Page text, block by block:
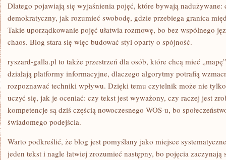
Dlatego pojawiają się wyjaśnienia pojęć, które bywają nadużywane:
demokratyczny, jak rozumieć swobodę, gdzie przebiega granica
Takie uporządkowanie pojęć ułatwia rozmowę, bo bez wspólnego
chaos. Blog stara się więc budować styl oparty o spójność.
ryszard-galla.pl to także przestrzeń dla osób, które chcą mieć
działają platformy informacyjne, dlaczego algorytmy potrafią
rozpoznawać techniki wpływu. Dzięki temu czytelnik może nie
uczyć się, jak je oceniać: czy tekst jest wyważony, czy raczej jest
kompetencje są dziś częścią nowoczesnego WOS-u, bo
świadomego podejścia.
Warto podkreślić, że blog jest pomyślany jako miejsce
jeden tekst i nagle łatwiej zrozumieć następny, bo pojęcia zaczynają